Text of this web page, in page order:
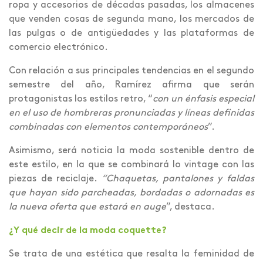
ropa y accesorios de décadas pasadas, los almacenes
que venden cosas de segunda mano, los mercados de
las pulgas o de antigüedades y las plataformas de
comercio electrónico.
Con relación a sus principales tendencias en el segundo
semestre del año, Ramírez afirma que serán
protagonistas los estilos retro, “con un énfasis especial
en el uso de hombreras pronunciadas y líneas definidas
combinadas con elementos contemporáneos”.
Asimismo, será noticia la moda sostenible dentro de
este estilo, en la que se combinará lo vintage con las
piezas de reciclaje.
“Chaquetas, pantalones y faldas
que hayan sido parcheadas, bordadas o adornadas es
la nueva oferta que estará en auge”, destaca.
¿Y qué decir de la moda coquette?
Se trata de una estética que resalta la feminidad de